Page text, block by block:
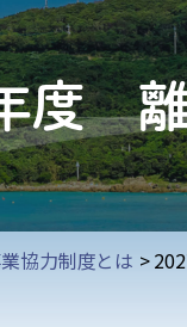
度 離
協力制度とは